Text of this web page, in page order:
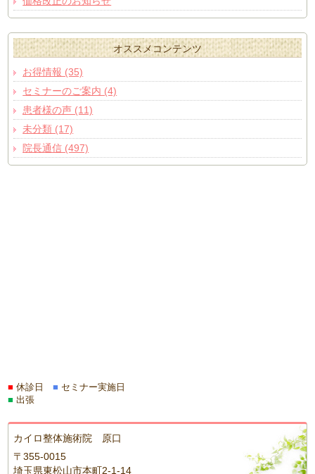
オススメコンテンツ
お得情報 (35)
セミナーのご案内 (4)
患者様の声 (11)
未分類 (17)
院長通信 (497)
■ 休診日■ セミナー実施日
■ 出張
カイロ整体施術院 原口
〒355-0015
埼玉県東松山市本町2-1-14